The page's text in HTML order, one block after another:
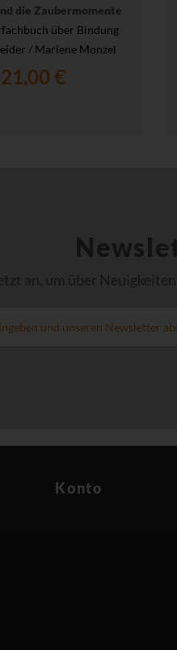
die Zaubermomente
über Bindung
/ Marlene Monzel
21,00 €
an, um über
Konto